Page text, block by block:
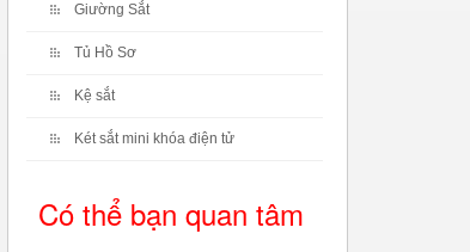
Giường Sắt
Tủ Hồ Sơ
Kệ sắt
Két sắt mini khóa điện tử
Có thể bạn quan tâm